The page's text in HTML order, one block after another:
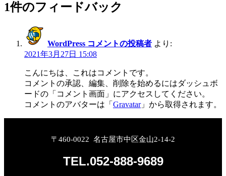
1件のフィードバック
WordPress コメントの投稿者 より:
2021年3月27日 15:08
こんにちは、これはコメントです。
コメントの承認、編集、削除を始めるにはダッシュボ
ードの「コメント画面」にアクセスしてください。
コメントのアバターは「 Gravatar」から取得されます。
〒460-0022 名古屋市中区金山2-14-2
TEL.052-888-9689